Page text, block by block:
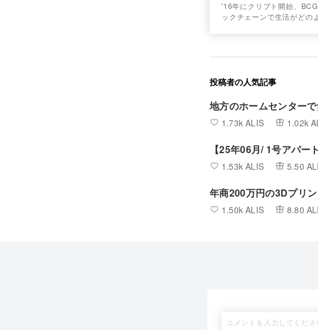
'16年にクリプト開始、
ックチェーンで生活がどの
投稿者の人気記事
地方のホームセンター
1.73k ALIS 1.02k
【25年06月/ 1号アパー
1.53k ALIS 5.50
年商200万円の3Dプリ
1.50k ALIS 8.80